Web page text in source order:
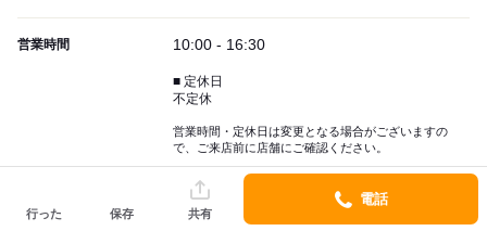
営業時間 10:00 - 16:30
■ 定休日
不定休
営業時間・定休日は変更となる場合がございますの
で、ご来店前に店舗にご確認ください。
（口コミ集計）
～￥999
行った 保存 共有
電話